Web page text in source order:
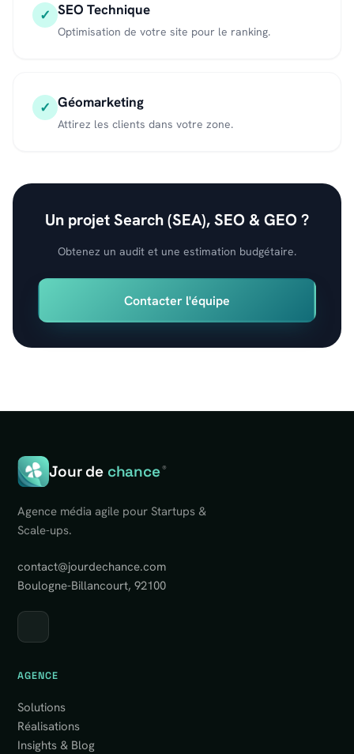
✓ SEO Technique
Optimisation de votre site pour le ranking.
✓ Géomarketing
Attirez les clients dans votre zone.
Un projet Search (SEA), SEO & GEO ?
Obtenez un audit et une estimation budgétaire.
Contacter l'équipe
Jour de chance®
Agence média agile pour Startups &
Scale-ups.
contact@jourdechance.com
Boulogne-Billancourt, 92100
AGENCE
Solutions
Réalisations
Insights & Blog